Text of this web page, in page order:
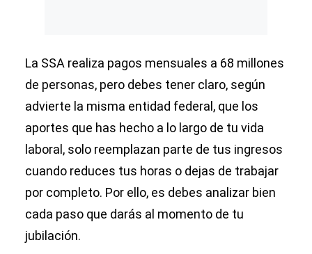
La SSA realiza pagos mensuales a 68 millones
de personas, pero debes tener claro, según
advierte la misma entidad federal, que los
aportes que has hecho a lo largo de tu vida
laboral, solo reemplazan parte de tus ingresos
cuando reduces tus horas o dejas de trabajar
por completo. Por ello, es debes analizar bien
cada paso que darás al momento de tu
jubilación.